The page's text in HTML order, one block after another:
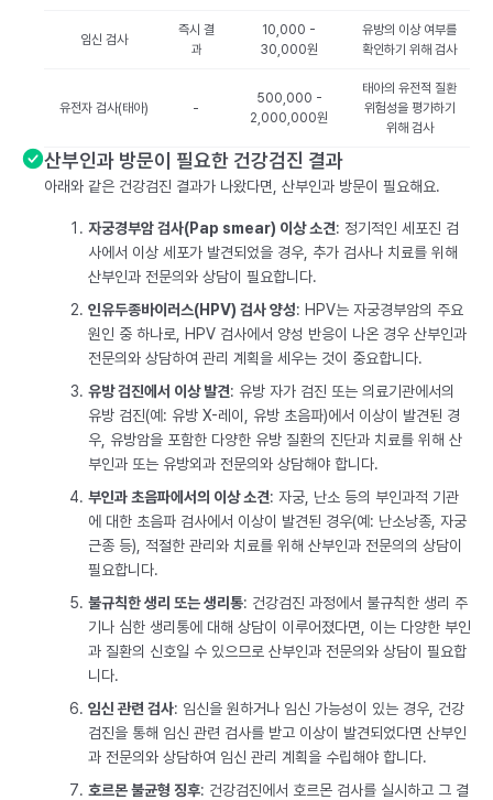
임신 검사
즉시 결
과
10,000 -
30,000원
유방의 이상 여부를
확인하기 위해 검사
유전자 검사(태아) -
500,000 -
2,000,000원
태아의 유전적 질환
위험성을 평가하기
위해 검사
산부인과 방문이 필요한 건강검진 결과
아래와 같은 건강검진 결과가 나왔다면, 산부인과 방문이 필요해요.
자궁경부암 검사(Pap smear) 이상 소견: 정기적인 세포진 검
사에서 이상 세포가 발견되었을 경우, 추가 검사나 치료를 위해
산부인과 전문의와 상담이 필요합니다.
인유두종바이러스(HPV) 검사 양성: HPV는 자궁경부암의 주요
원인 중 하나로, HPV 검사에서 양성 반응이 나온 경우 산부인과
전문의와 상담하여 관리 계획을 세우는 것이 중요합니다.
유방 검진에서 이상 발견: 유방 자가 검진 또는 의료기관에서의
유방 검진(예: 유방 X-레이, 유방 초음파)에서 이상이 발견된 경
우, 유방암을 포함한 다양한 유방 질환의 진단과 치료를 위해 산
부인과 또는 유방외과 전문의와 상담해야 합니다.
부인과 초음파에서의 이상 소견: 자궁, 난소 등의 부인과적 기관
에 대한 초음파 검사에서 이상이 발견된 경우(예: 난소낭종, 자궁
근종 등), 적절한 관리와 치료를 위해 산부인과 전문의의 상담이
필요합니다.
불규칙한 생리 또는 생리통: 건강검진 과정에서 불규칙한 생리 주
기나 심한 생리통에 대해 상담이 이루어졌다면, 이는 다양한 부인
과 질환의 신호일 수 있으므로 산부인과 전문의와 상담이 필요합
니다.
임신 관련 검사: 임신을 원하거나 임신 가능성이 있는 경우, 건강
검진을 통해 임신 관련 검사를 받고 이상이 발견되었다면 산부인
과 전문의와 상담하여 임신 관리 계획을 수립해야 합니다.
호르몬 불균형 징후: 건강검진에서 호르몬 검사를 실시하고 그 결